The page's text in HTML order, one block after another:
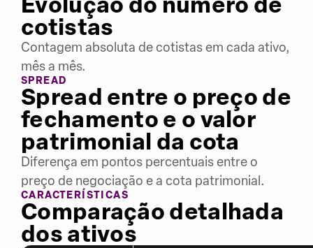
cotistas
Contagem absoluta de cotistas em cada ativo,
mês a mês.
SPREAD
Spread entre o preço de
fechamento e o valor
patrimonial da cota
Diferença em pontos percentuais entre o
preço de negociação e a cota patrimonial.
CARACTERÍSTICAS
Comparação detalhada
dos ativos